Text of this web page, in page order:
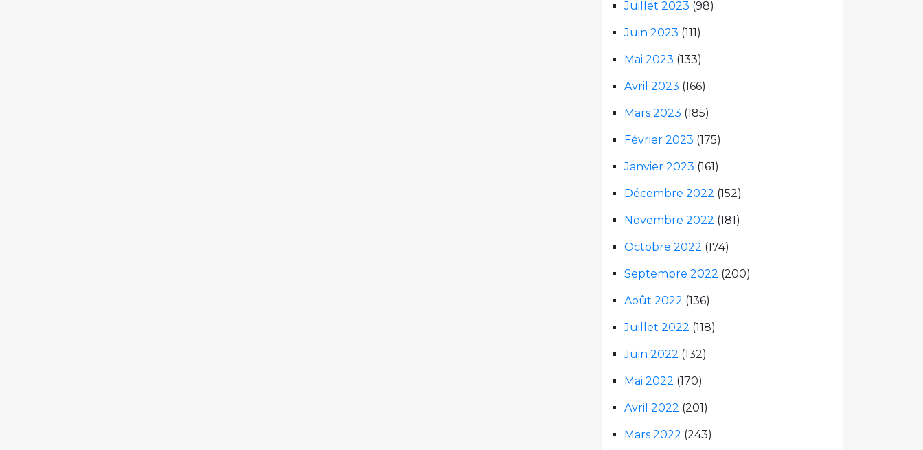
Juillet 2023 (98)
Juin 2023 (111)
Mai 2023 (133)
Avril 2023 (166)
Mars 2023 (185)
Février 2023 (175)
Janvier 2023 (161)
Décembre 2022 (152)
Novembre 2022 (181)
Octobre 2022 (174)
Septembre 2022 (200)
Août 2022 (136)
Juillet 2022 (118)
Juin 2022 (132)
Mai 2022 (170)
Avril 2022 (201)
Mars 2022 (243)